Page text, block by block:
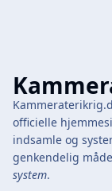
officielle
indsamle og
genkendelig
system.